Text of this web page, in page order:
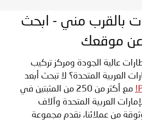
بالقرب مني - ابحث
عن موقعك
عالية الجودة ومركز تركيب
العربية المتحدة؟ لا تبحث أبعد
مع أكثر من 250 من المثبتين في
العربية المتحدة وآلاف
من عملائنا، نقدم مجموعة